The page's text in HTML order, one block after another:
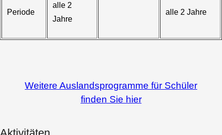
Periode
alle 2
Jahre
alle 2 Jahre
Weitere Auslandsprogramme für Schüler
finden Sie hier